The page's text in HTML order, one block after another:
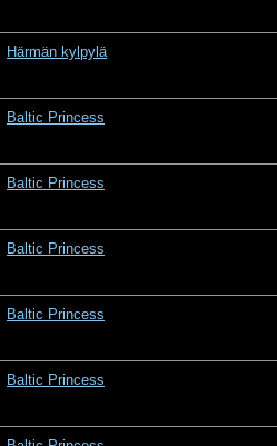
Härmän kylpylä
Baltic Princess
Baltic Princess
Baltic Princess
Baltic Princess
Baltic Princess